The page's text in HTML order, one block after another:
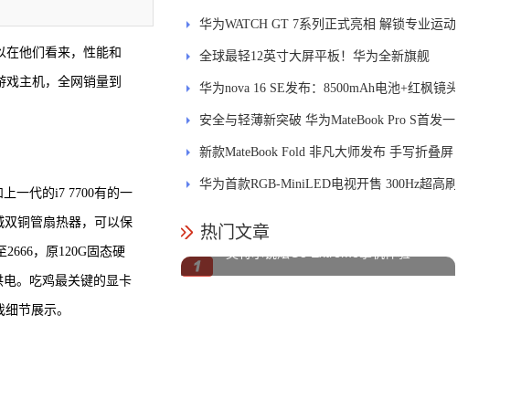
在他们看来，性能和
主机，全网销量到
一代的i7 7700有的一
铜管扇热器，可以保
，原120G固态硬
。吃鸡最关键的显卡
节展示。
录
华为WATCH GT 7系列正式亮相 解锁专业运动
新体验
全球最轻12英寸大屏平板！华为全新旗舰
MatePad Pro正式发布
华为nova 16 SE发布：8500mAh电池+红枫镜头
安全与轻薄新突破 华为MateBook Pro S首发一
区双像素技术防窥屏
新款MateBook Fold 非凡大师发布 手写折叠屏
引领PC交互新体验
华为首款RGB-MiniLED电视开售 300Hz超高刷
热门文章